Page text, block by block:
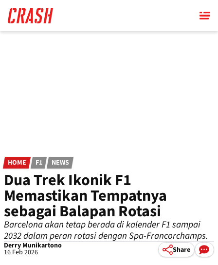
main
content
HOME F1 NEWS
Dua Trek Ikonik F1
Memastikan Tempatnya
sebagai Balapan Rotasi
Barcelona akan tetap berada di kalender F1 sampai
2032 dalam peran rotasi dengan Spa-Francorchamps.
Derry Munikartono
16 Feb 2026 Share